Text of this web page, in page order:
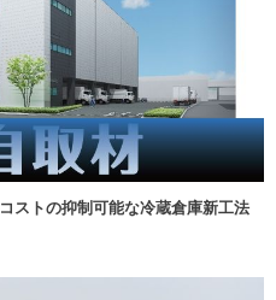
ストの抑制可能な冷蔵倉庫新工法